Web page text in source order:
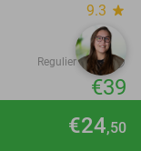
€24,50
9.3 star
Regulier €60
€39
favorite_border